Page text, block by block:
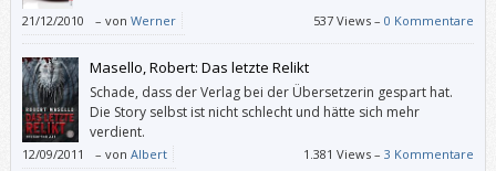
21/12/2010 – von Werner 537 Views –0 Kommentare
Masello, Robert: Das letzte Relikt
Schade, dass der Verlag bei der Übersetzerin gespart hat.
Die Story selbst ist nicht schlecht und hätte sich mehr
verdient.
12/09/2011 – von Albert 1.381 Views –3 Kommentare